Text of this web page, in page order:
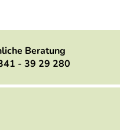
Beratung
- 39 29 280